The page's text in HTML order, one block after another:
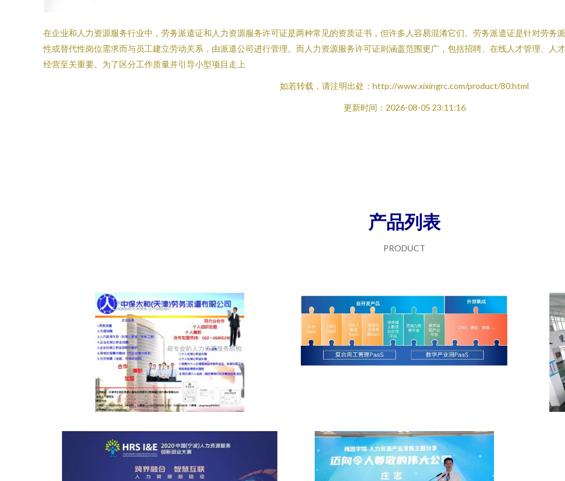
在企业和人力资源服务行业中，劳务派遣证和人力资源服务许可证是两种常见的资质证书，但许多人容易混淆它们。劳务派遣证是针对劳务
性或替代性岗位需求而与员工建立劳动关系，由派遣公司进行管理。而人力资源服务许可证则涵盖范围更广，包括招聘、在线人才管理、人
经营至关重要。为了区分工作质量并引导小型项目走上
如若转载，请注明出处：http://www.xixingrc.com/product/80.html
更新时间：2026-08-05 23:11:16
产品列表
PRODUCT